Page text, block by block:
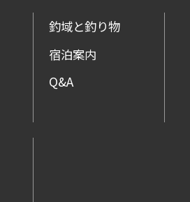
釣域と釣り物
宿泊案内
Q&A